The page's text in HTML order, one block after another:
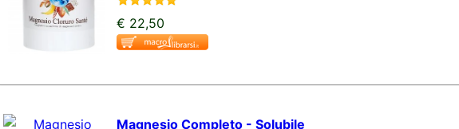
€ 22,50
Magnesio Completo - Solubile